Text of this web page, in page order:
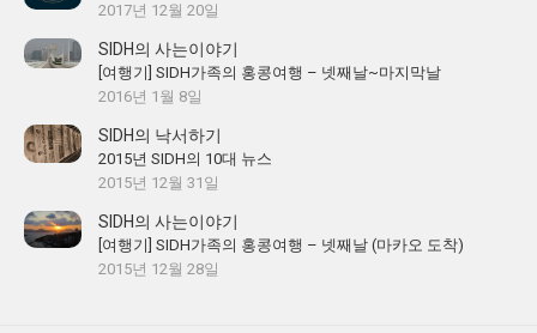
2017년 12월 20일
SIDH의 사는이야기
[여행기] SIDH가족의 홍콩여행 – 넷째날~마지막날
2016년 1월 8일
SIDH의 낙서하기
2015년 SIDH의 10대 뉴스
2015년 12월 31일
SIDH의 사는이야기
[여행기] SIDH가족의 홍콩여행 – 넷째날 (마카오 도착)
2015년 12월 28일